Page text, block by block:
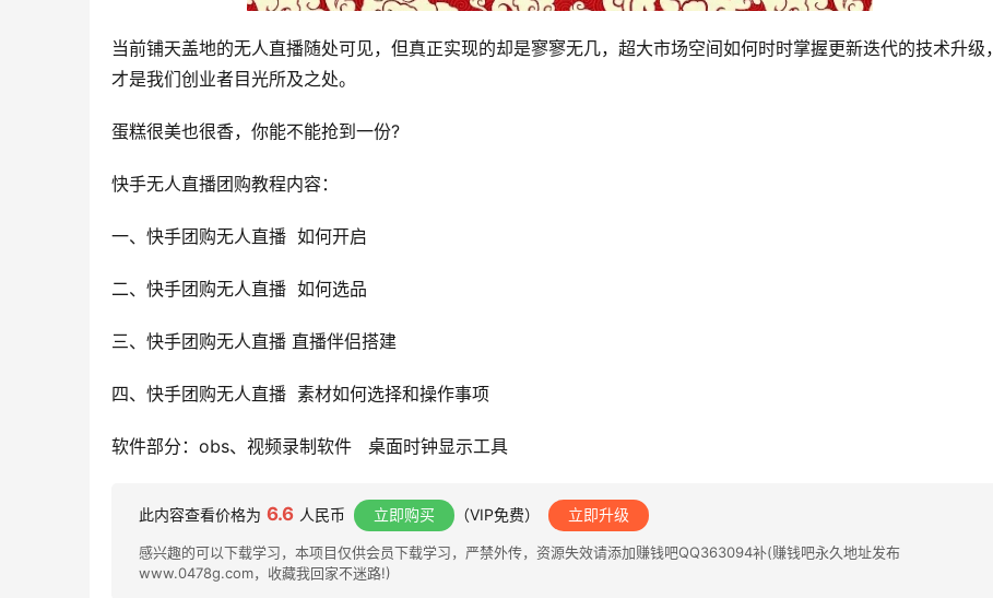
当前铺天盖地的无人直播随处可见，但真正实现的却是寥寥无几，超大市场空间如何时时掌握更新迭代的技术升级，
才是我们创业者目光所及之处。
蛋糕很美也很香，你能不能抢到一份?
快手无人直播团购教程内容：
一、快手团购无人直播  如何开启
二、快手团购无人直播  如何选品
三、快手团购无人直播 直播伴侣搭建
四、快手团购无人直播  素材如何选择和操作事项
软件部分：obs、视频录制软件   桌面时钟显示工具
此内容查看价格为 6.6 人民币 立即购买 （VIP免费） 立即升级
感兴趣的可以下载学习，本项目仅供会员下载学习，严禁外传，资源失效请添加赚钱吧QQ363094补(赚钱吧永久地址发布
www.0478g.com，收藏我回家不迷路!)